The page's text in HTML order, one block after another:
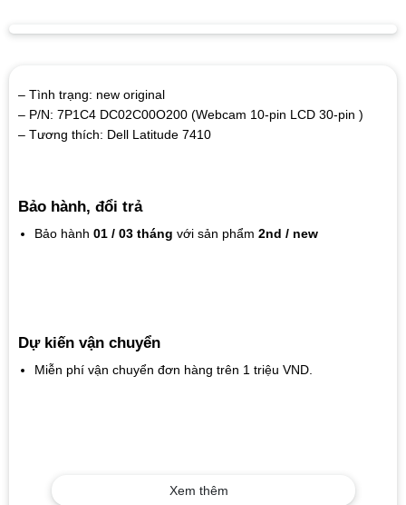
– Tình trạng: new original
– P/N: 7P1C4 DC02C00O200 (Webcam 10-pin LCD 30-pin )
– Tương thích: Dell Latitude 7410
Bảo hành, đổi trả
Bảo hành 01 / 03 tháng với sản phẩm 2nd / new
Dự kiến vận chuyển
Miễn phí vận chuyển đơn hàng trên 1 triệu VND.
Xem thêm